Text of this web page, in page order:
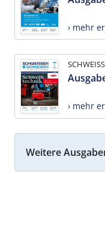
› mehr
› mehr
Weitere